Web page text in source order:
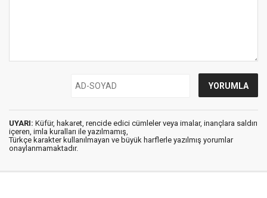
UYARI: Küfür, hakaret, rencide edici cümleler veya imalar, inançlara saldırı
içeren, imla kuralları ile yazılmamış,
Türkçe karakter kullanılmayan ve büyük harflerle yazılmış yorumlar
onaylanmamaktadır.